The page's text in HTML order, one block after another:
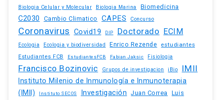
Biologia Celular y Molecular Biologia Marina Biomedicina
C2030 Cambio Climatico CAPES Concurso
Coronavirus Covid19 DIP Doctorado ECIM
Ecologia Ecologia y biodiversidad Enrico Rezende estudiantes
Estudiantes FCB EstudiantesFCB Fabian Jaksic Fisiologia
Francisco Bozinovic Grupos de investigacion iBio IMII
Instituto Milenio de Inmunología e Inmunoterapia
(IMII)
Instituto SECOS Investigación Juan Correa Luis